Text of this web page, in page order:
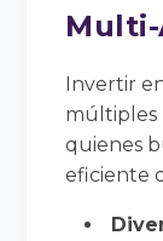
Invertir
múltiples
quienes
eficiente